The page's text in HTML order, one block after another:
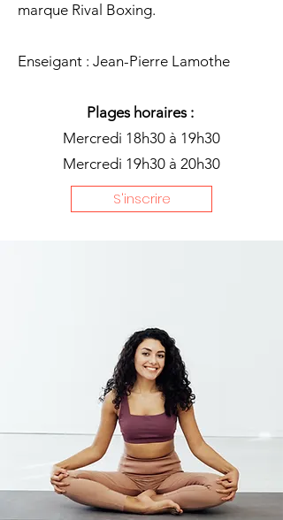
marque Rival Boxing.
Enseigant : Jean-Pierre Lamothe
Plages horaires :
Mercredi 18h30 à 19h30
Mercredi 19h30 à 20h30
S'inscrire